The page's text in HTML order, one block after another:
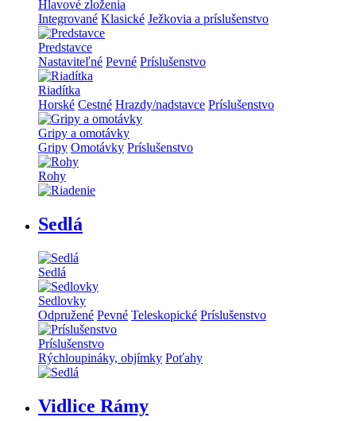
Hlavové zloženia
Integrované Klasické Ježkovia a príslušenstvo
Predstavce
Nastaviteľné Pevné Príslušenstvo
Riadítka
Horské Cestné Hrazdy/nadstavce Príslušenstvo
Gripy a omotávky
Gripy Omotávky Príslušenstvo
Rohy
Sedlá
Sedlá
Sedlovky
Odpružené Pevné Teleskopické Príslušenstvo
Príslušenstvo
Rýchloupináky, objímky Poťahy
Vidlice Rámy